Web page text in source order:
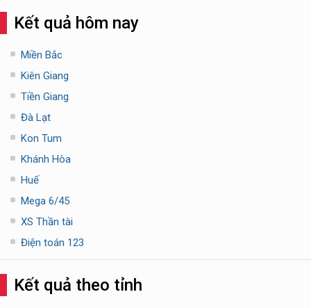
Kết quả hôm nay
Miền Bắc
Kiên Giang
Tiền Giang
Đà Lạt
Kon Tum
Khánh Hòa
Huế
Mega 6/45
XS Thần tài
Điện toán 123
Kết quả theo tỉnh